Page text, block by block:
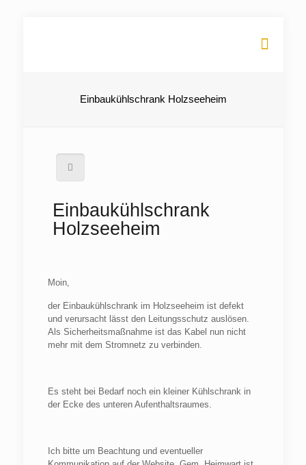
Einbaukühlschrank Holzseeheim
Einbaukühlschrank
Holzseeheim
Moin,
der Einbaukühlschrank im Holzseeheim ist defekt
und verursacht lässt den Leitungsschutz auslösen.
Als Sicherheitsmaßnahme ist das Kabel nun nicht
mehr mit dem Stromnetz zu verbinden.
Es steht bei Bedarf noch ein kleiner Kühlschrank in
der Ecke des unteren Aufenthaltsraumes.
Ich bitte um Beachtung und eventueller